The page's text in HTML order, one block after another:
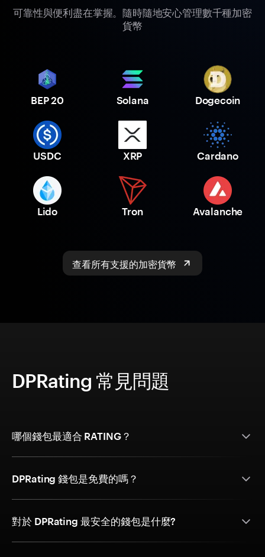
可靠性與便利盡在掌握。隨時隨地安心管理數千種加密
貨幣
BEP 20 Solana Dogecoin
USDC XRP Cardano
Lido Tron Avalanche
查看所有支援的加密貨幣
DPRating 常見問題
哪個錢包最適合 RATING？
DPRating 錢包是免費的嗎？
對於 DPRating 最安全的錢包是什麼?